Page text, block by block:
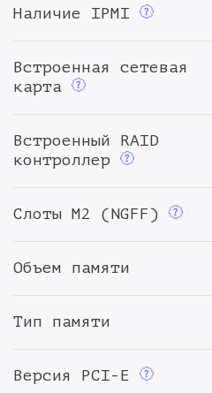
Наличие IPMI
Встроенная сетевая
карта
Встроенный RAID
контроллер
Слоты M2 (NGFF)
Объем памяти
Тип памяти
Версия PCI-E